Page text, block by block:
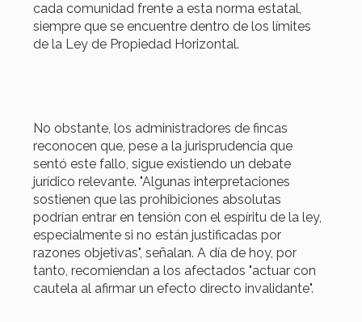
cada comunidad frente a esta norma estatal,
siempre que se encuentre dentro de los límites
de la Ley de Propiedad Horizontal.
No obstante, los administradores de fincas
reconocen que, pese a la jurisprudencia que
sentó este fallo, sigue existiendo un debate
jurídico relevante. "Algunas interpretaciones
sostienen que las prohibiciones absolutas
podrían entrar en tensión con el espíritu de la ley,
especialmente si no están justificadas por
razones objetivas", señalan. A día de hoy, por
tanto, recomiendan a los afectados "actuar con
cautela al afirmar un efecto directo invalidante".